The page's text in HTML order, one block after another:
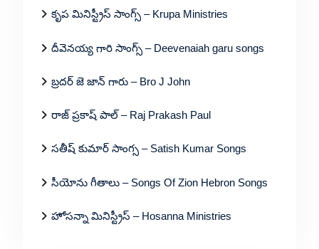
కృప మినిస్ట్రీస్ సాంగ్స్ – Krupa Ministries
దీవెనయ్య గారి సాంగ్స్ – Deevenaiah garu songs
బ్రదర్ జె జాన్ గారు – Bro J John
రాజ్ ప్రకాష్ పాల్ – Raj Prakash Paul
సతీష్ కుమార్ సాంగ్స – Satish Kumar Songs
సీయోను గీతాలు – Songs Of Zion Hebron Songs
హోసన్నా మినిస్ట్రీస్ – Hosanna Ministries